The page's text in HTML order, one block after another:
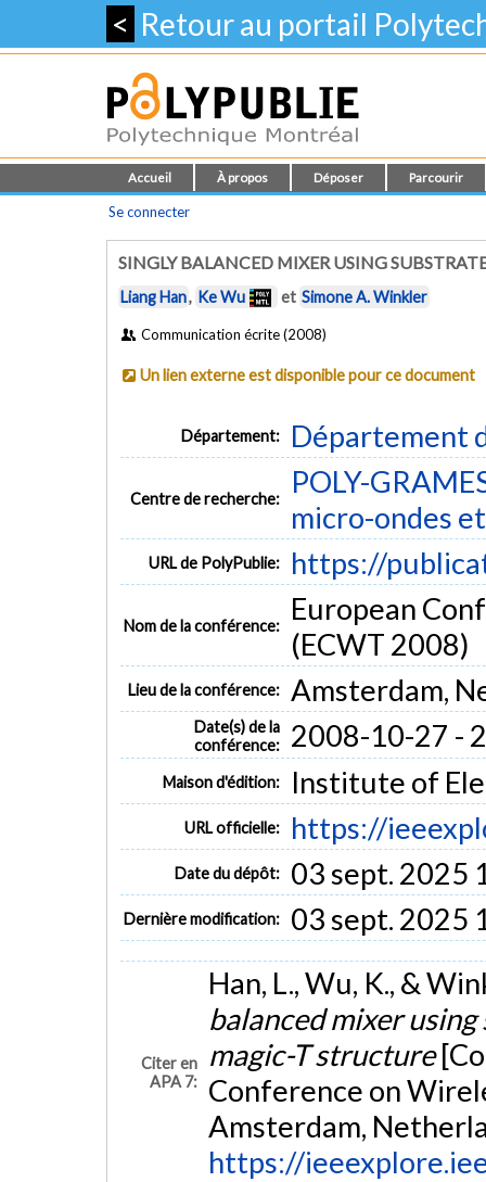
< Retour au portail
Accueil À propos Déposer Parcourir
Se connecter
SINGLY BALANCED MIXER USING
Liang Han, Ke Wu et Simone A. Winkler
Communication écrite (2008)
Un lien externe est disponible pour ce document
Département: Département
Centre de recherche:
POLY-
micro-ondes
URL de PolyPublie: https://
Nom de la conférence:
European
(ECWT 2008)
Lieu de la conférence: Amsterdam,
Date(s) de la
conférence:
2008-10-27 -
Maison d'édition: Institute of
URL officielle: https://
Date du dépôt: 03 sept. 2025
Dernière modification: 03 sept. 2025
Citer en
APA 7:
Han, L., Wu, K., &
balanced mixer
magic-T structure
Conference on
Amsterdam,
https://